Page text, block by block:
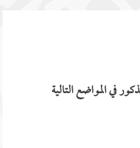
في المواضع التالية